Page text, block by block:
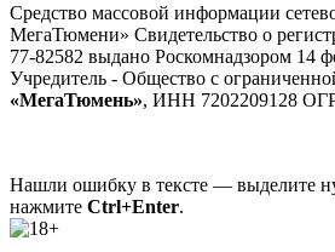
Средство массовой информации
МегаТюмени» Свидетельство о
77-82582 выдано Роскомнадзором 14
Учредитель - Общество с
«МегаТюмень», ИНН 7202209128
Нашли ошибку в тексте — выделите
нажмите Ctrl+Enter.